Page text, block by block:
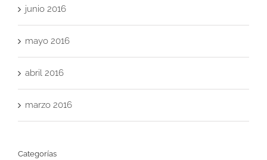
junio 2016
mayo 2016
abril 2016
marzo 2016
Categorías